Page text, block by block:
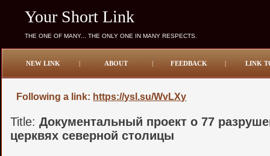
Your Short Link
THE ONE OF MANY... THE ONLY ONE IN MANY RESPECTS.
NEW LINK | ABOUT | FEEDBACK | LINK
Following a link: https://ysl.su/WvLXy
Title:Документальный проект о 77
церквях северной столицы